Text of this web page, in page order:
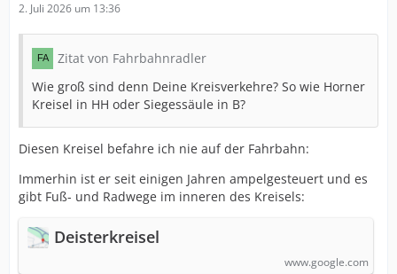
2. Juli 2026 um 13:36
Zitat von Fahrbahnradler
Wie groß sind denn Deine Kreisverkehre? So wie Horner
Kreisel in HH oder Siegessäule in B?
Diesen Kreisel befahre ich nie auf der Fahrbahn:
Immerhin ist er seit einigen Jahren ampelgesteuert und es
gibt Fuß- und Radwege im inneren des Kreisels:
Deisterkreisel
www.google.com